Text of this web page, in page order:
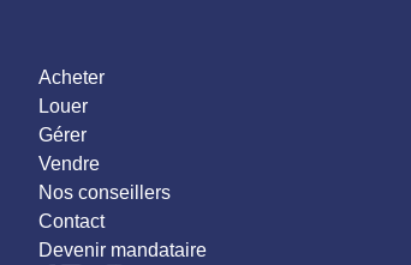
Acheter
Louer
Gérer
Vendre
Nos conseillers
Contact
Devenir mandataire